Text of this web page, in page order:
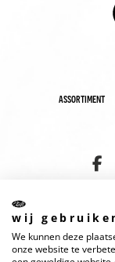
assortiment
copyright 2025 otelli
wij
We kunnen deze
onze website te